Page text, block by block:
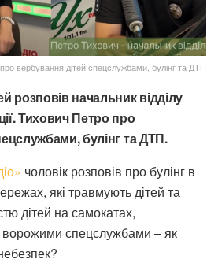
вербування дітей спецслужбами, булінг та ДТП
розповів начальник відділу
Тихович Петро про
булінг та ДТП.
чоловік розповів про булінг в
які травмують дітей та
дітей на самокатах,
ворожими спецслужбами – як